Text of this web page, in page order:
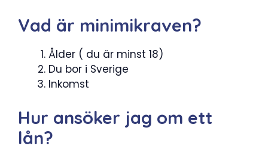
Vad är minimikraven?
Ålder ( du är minst 18)
Du bor i Sverige
Inkomst
Hur ansöker jag om ett
lån?